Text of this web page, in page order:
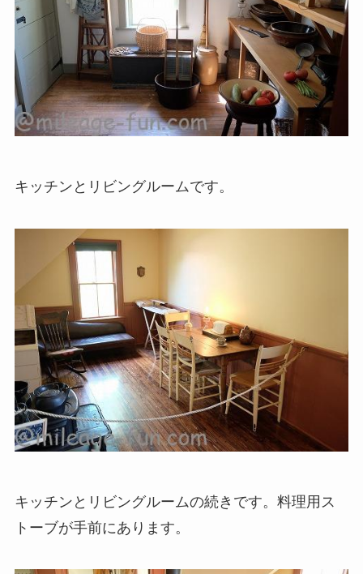
キッチンとリビングルームです。
キッチンとリビングルームの続きです。料理用ス
トーブが手前にあります。